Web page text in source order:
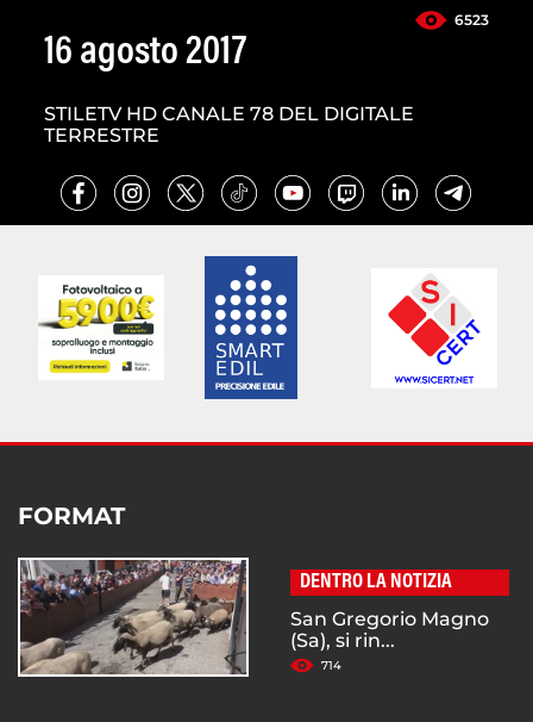
6523
16 agosto 2017
STILETV HD CANALE 78 DEL DIGITALE
TERRESTRE
FORMAT
DENTRO LA NOTIZIA
San Gregorio Magno
(Sa), si rin...
714